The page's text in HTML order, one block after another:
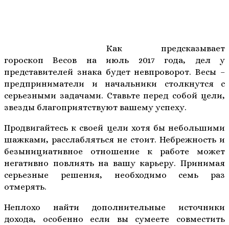
Как предсказывает
гороскоп Весов на июль 2017 года, дел у
представителей знака будет невпроворот. Весы –
предприниматели и начальники столкнутся с
серьезными задачами. Ставьте перед собой цели,
звезды благоприятствуют вашему успеху.
Продвигайтесь к своей цели хотя бы небольшими
шажками, расслабляться не стоит. Небрежность и
безынициативное отношение к работе может
негативно повлиять на вашу карьеру. Принимая
серьезные решения, необходимо семь раз
отмерять.
Неплохо найти дополнительные источники
дохода, особенно если вы сумеете совместить